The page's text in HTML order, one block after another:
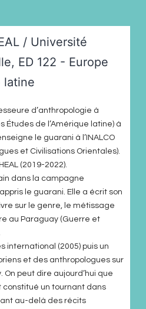
/ Université
ED 122 - Europe
latine
d’anthropologie à
Études de l’Amérique latine) à
le guarani à l’INALCO
et Civilisations Orientales).
(2019-2022).
dans la campagne
le guarani. Elle a écrit son
sur le genre, le métissage
au Paraguay (Guerre et
international (2005) puis un
et des anthropologues sur
peut dire aujourd’hui que
constitué un tournant dans
au-delà des récits